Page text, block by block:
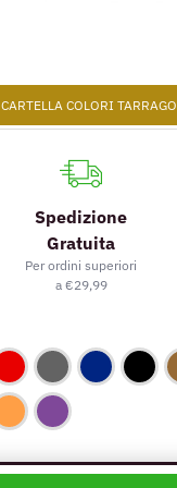
Spedizione
Gratuita
Per ordini superiori
a €29,99
CARTELLA COLORI TARRAGO